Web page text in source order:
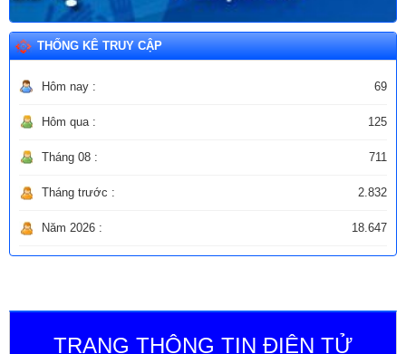
THỐNG KÊ TRUY CẬP
Hôm nay : 69
Hôm qua : 125
Tháng 08 : 711
Tháng trước : 2.832
Năm 2026 : 18.647
TRANG THÔNG TIN ĐIỆN TỬ